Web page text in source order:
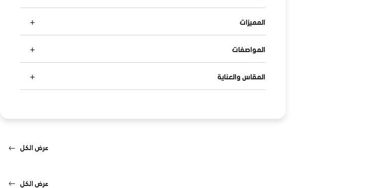
المميزات
المواصفات
المقاس والعناية
عرض الكل
عرض الكل